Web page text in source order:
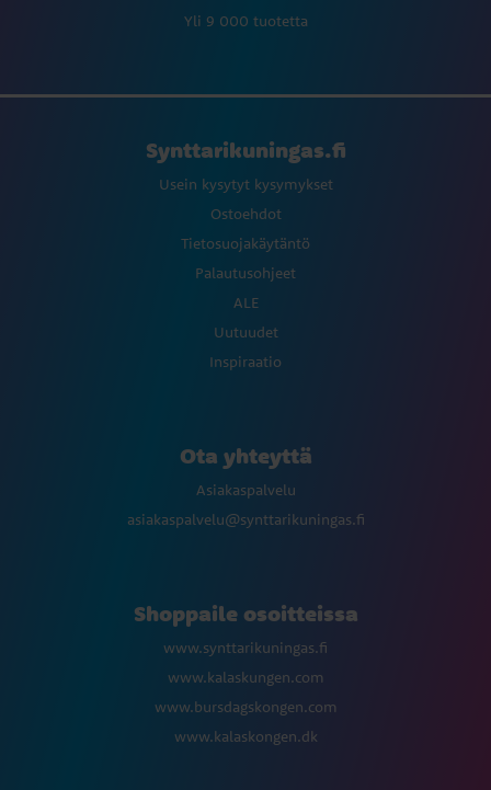
Yli 9 000 tuotetta
Synttarikuningas.fi
Usein kysytyt kysymykset
Ostoehdot
Tietosuojakäytäntö
Palautusohjeet
ALE
Uutuudet
Inspiraatio
Ota yhteyttä
Asiakaspalvelu
asiakaspalvelu@synttarikuningas.fi
Shoppaile osoitteissa
www.synttarikuningas.fi
www.kalaskungen.com
www.bursdagskongen.com
www.kalaskongen.dk